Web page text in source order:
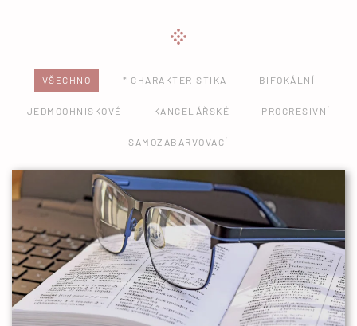
VŠECHNO * CHARAKTERISTIKA BIFOKÁLNÍ
JEDMOOHNISKOVÉ KANCELÁŘSKÉ PROGRESIVNÍ
SAMOZABARVOVACÍ